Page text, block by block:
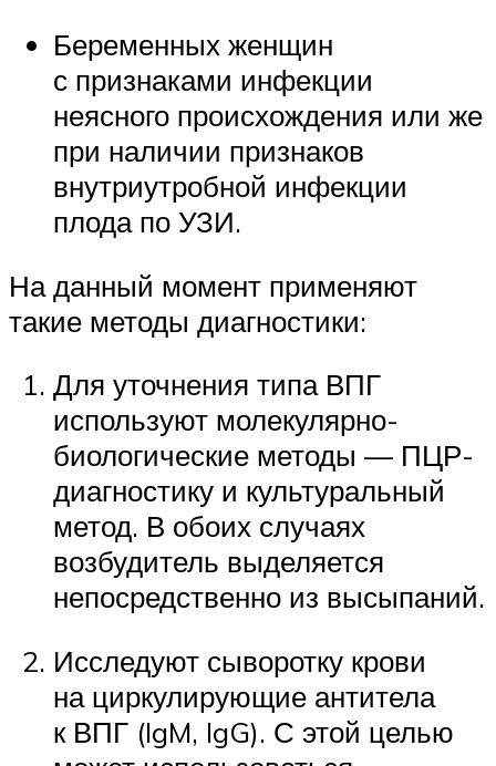
Беременных женщин
с признаками инфекции
неясного происхождения или же
при наличии признаков
внутриутробной инфекции
плода по УЗИ.
На данный момент применяют
такие методы диагностики:
Для уточнения типа ВПГ
используют молекулярно-
биологические методы — ПЦР-
диагностику и культуральный
метод. В обоих случаях
возбудитель выделяется
непосредственно из высыпаний.
Исследуют сыворотку крови
на циркулирующие антитела
к ВПГ (IgM, IgG). С этой целью